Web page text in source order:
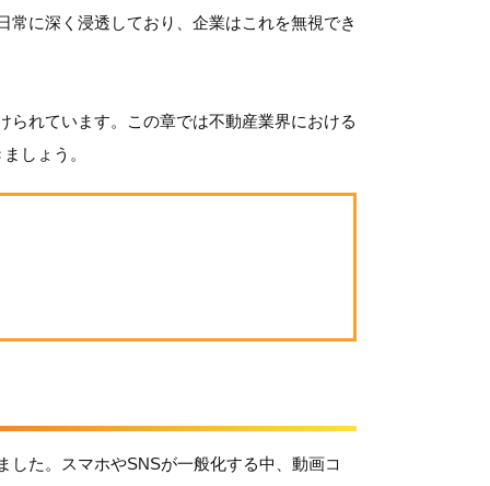
に深く浸透しており、企業はこれを無視でき
れています。この章では不動産業界における
しょう。
た。スマホやSNSが一般化する中、動画コ